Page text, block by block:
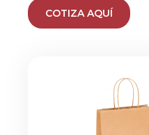
COTIZA AQUÍ